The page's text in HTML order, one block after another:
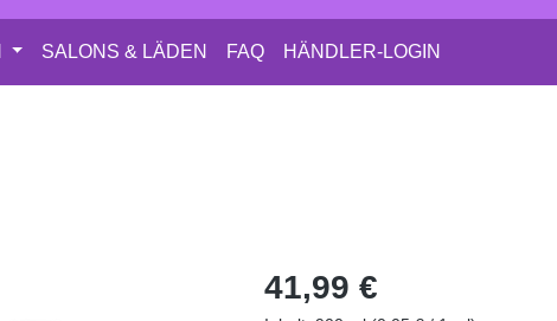
SALONS & LÄDEN FAQ HÄNDLER-LOGIN
Regulärer Preis:
41,99 €